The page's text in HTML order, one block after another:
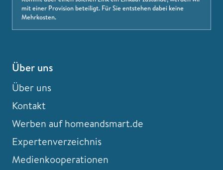
mit einer Provision beteiligt. Für Sie entstehen dabei keine
Mehrkosten.
Über uns
Über uns
Kontakt
Werben auf homeandsmart.de
Expertenverzeichnis
Medienkooperationen